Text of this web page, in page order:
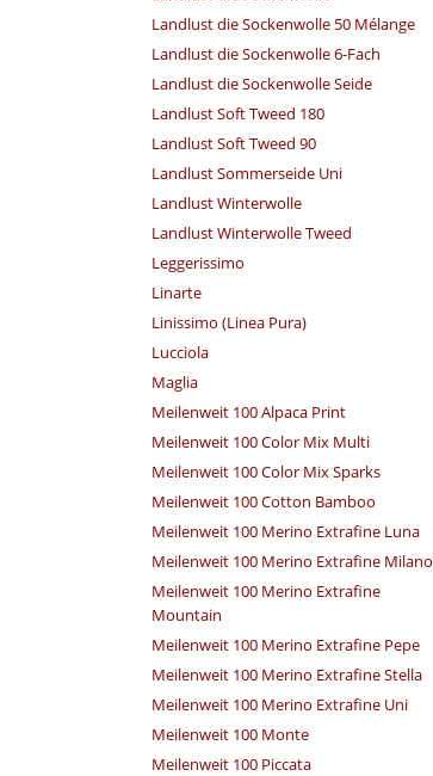
Landlust die Sockenwolle 50 Mélange
Landlust die Sockenwolle 6-Fach
Landlust die Sockenwolle Seide
Landlust Soft Tweed 180
Landlust Soft Tweed 90
Landlust Sommerseide Uni
Landlust Winterwolle
Landlust Winterwolle Tweed
Leggerissimo
Linarte
Linissimo (Linea Pura)
Lucciola
Maglia
Meilenweit 100 Alpaca Print
Meilenweit 100 Color Mix Multi
Meilenweit 100 Color Mix Sparks
Meilenweit 100 Cotton Bamboo
Meilenweit 100 Merino Extrafine Luna
Meilenweit 100 Merino Extrafine Milano
Meilenweit 100 Merino Extrafine
Mountain
Meilenweit 100 Merino Extrafine Pepe
Meilenweit 100 Merino Extrafine Stella
Meilenweit 100 Merino Extrafine Uni
Meilenweit 100 Monte
Meilenweit 100 Piccata